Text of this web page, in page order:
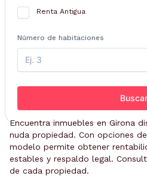
Renta Antigua
Número de habitaciones
Buscar
Encuentra inmuebles en Girona
nuda propiedad. Con opciones
modelo permite obtener
estables y respaldo legal.
de cada propiedad.